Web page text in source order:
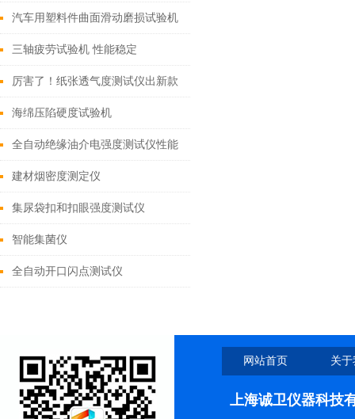
汽车用塑料件曲面滑动磨损试验机
技术特征
三轴疲劳试验机 性能稳定
厉害了！纸张透气度测试仪出新款
啦
海绵压陷硬度试验机
全自动绝缘油介电强度测试仪性能
稳定
建材烟密度测定仪
集尿袋扣和扣眼强度测试仪
智能集菌仪
全自动开口闪点测试仪
网站首页 关
上海诚卫仪器科技